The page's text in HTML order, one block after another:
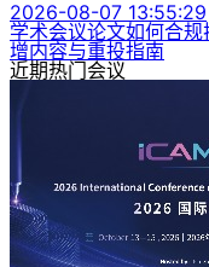
2026-08-07 13:55:29
学术会议论文如何合
增内容与重投指南
近期热门会议